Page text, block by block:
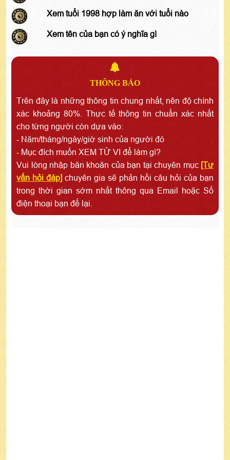
Xem tuổi 1998 hợp làm ăn với tuổi nào
Xem tên của bạn có ý nghĩa gì
THÔNG BÁO
Trên đây là những thông tin chung nhất, nên độ chính
xác khoảng 80%. Thực tế thông tin chuẩn xác nhất
cho từng người còn dựa vào:
- Năm/tháng/ngày/giờ sinh của người đó
- Mục đích muốn XEM TỬ VI để làm gì?
Vui lòng nhập băn khoăn của bạn tại chuyên mục [Tư
vấn hỏi đáp] chuyên gia sẽ phản hồi câu hỏi của bạn
trong thời gian sớm nhất thông qua Email hoặc Số
điện thoại bạn để lại.